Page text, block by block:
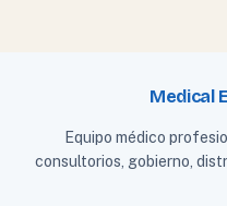
Medical
Equipo médico
consultorios, gobierno,